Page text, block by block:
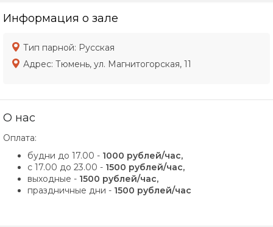
Информация о зале
Тип парной: Русская
Адрес: Тюмень, ул. Магнитогорская, 11
О нас
Оплата:
будни до 17.00 - 1000 рублей/час,
с 17.00 до 23.00 - 1500 рублей/час,
выходные - 1500 рублей/час,
праздничные дни - 1500 рублей/час